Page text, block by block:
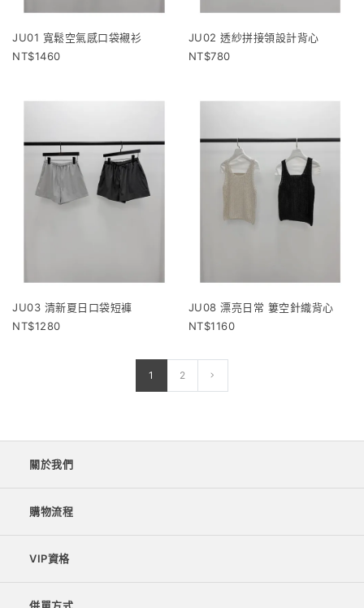
JU01 寬鬆空氣感口袋襯衫
1460
JU02 透紗拼接領設計背心
780
JU03 清新夏日口袋短褲
1280
JU08 漂亮日常 簍空針織背心
1160
1 2
關於我們
購物流程
VIP資格
併單方式